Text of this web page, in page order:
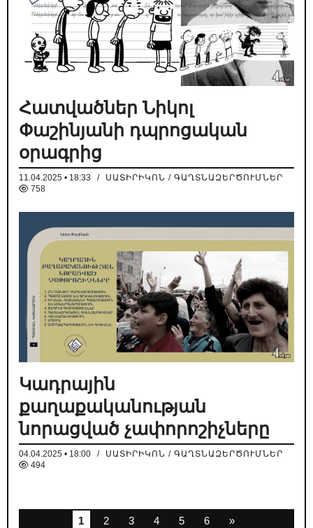
Հատվածներ Նիկոլ
Փաշինյանի դպրոցական
օրագրից
11.04.2025 • 18:33 /
ՍԱՏԻՐԻԿՈՆ / ԳԱՂՏՆԱԶԵՐԾՈՒՄՆԵՐ
758
Կադրային
քաղաքականության
նորացված չափորոշիչները
04.04.2025 • 18:00 /
ՍԱՏԻՐԻԿՈՆ / ԳԱՂՏՆԱԶԵՐԾՈՒՄՆԵՐ
494
1 2 3 4 5 6 »